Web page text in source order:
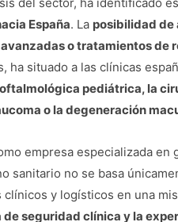
España. La posibilidad de
o tratamientos
ha situado a las clínicas
pediátrica, la
o la degeneración
empresa especializada
sanitario no se basa
y logísticos en una
seguridad clínica y la